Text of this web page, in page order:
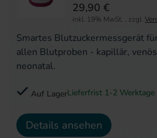
Smartes Blutzuckermessgerät
allen Blutproben - kapillär,
neonatal.
29,90 €
inkl. 19% MwSt. , zzgl.
Auf LagerLieferfrist 1-2 Werktage
Details ansehen